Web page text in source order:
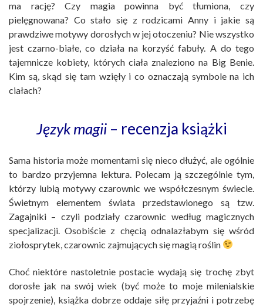
ma rację? Czy magia powinna być tłumiona, czy
pielęgnowana? Co stało się z rodzicami Anny i jakie są
prawdziwe motywy dorosłych w jej otoczeniu? Nie wszystko
jest czarno-białe, co działa na korzyść fabuły. A do tego
tajemnicze kobiety, których ciała znaleziono na Big Benie.
Kim są, skąd się tam wzięły i co oznaczają symbole na ich
ciałach?
Język magii– recenzja książki
Sama historia może momentami się nieco dłużyć, ale ogólnie
to bardzo przyjemna lektura. Polecam ją szczególnie tym,
którzy lubią motywy czarownic we współczesnym świecie.
Świetnym elementem świata przedstawionego są tzw.
Zagajniki – czyli podziały czarownic według magicznych
specjalizacji. Osobiście z chęcią odnalazłabym się wśród
ziołosprytek, czarownic zajmujących się magią roślin
Choć niektóre nastoletnie postacie wydają się trochę zbyt
dorosłe jak na swój wiek (być może to moje milenialskie
spojrzenie), książka dobrze oddaje siłę przyjaźni i potrzebę